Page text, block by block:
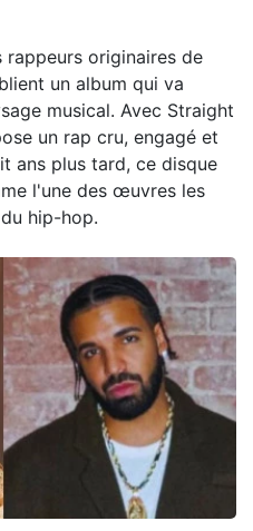
rappeurs originaires de
un album qui va
musical. Avec Straight
un rap cru, engagé et
ans plus tard, ce disque
l'une des œuvres les
hip-hop.